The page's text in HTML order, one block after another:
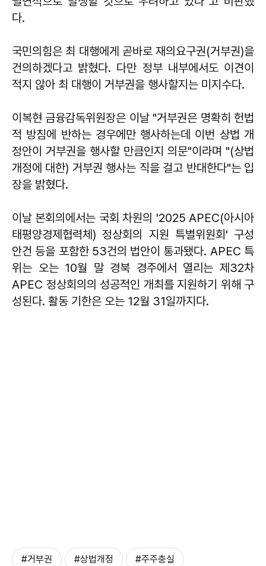
다.
국민의힘은 최 대행에게 곧바로 재의요구권(거부권)을
건의하겠다고 밝혔다. 다만 정부 내부에서도 이견이
적지 않아 최 대행이 거부권을 행사할지는 미지수다.
이복현 금융감독위원장은 이날 "거부권은 명확히 헌법
적 방침에 반하는 경우에만 행사하는데 이번 상법 개
정안이 거부권을 행사할 만큼인지 의문"이라며 "(상법
개정에 대한) 거부권 행사는 직을 걸고 반대한다"는 입
장을 밝혔다.
이날 본회의에서는 국회 차원의 '2025 APEC(아시아
태평양경제협력체) 정상회의 지원 특별위원회' 구성
안건 등을 포함한 53건의 법안이 통과됐다. APEC 특
위는 오는 10월 말 경북 경주에서 열리는 제32차
APEC 정상회의의 성공적인 개최를 지원하기 위해 구
성된다. 활동 기한은 오는 12월 31일까지다.
#거부권 #상법개정 #주주충실